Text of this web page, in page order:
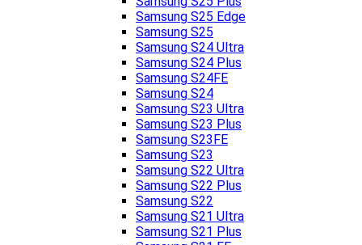
Samsung S25 Edge
Samsung S25
Samsung S24 Ultra
Samsung S24 Plus
Samsung S24FE
Samsung S24
Samsung S23 Ultra
Samsung S23 Plus
Samsung S23FE
Samsung S23
Samsung S22 Ultra
Samsung S22 Plus
Samsung S22
Samsung S21 Ultra
Samsung S21 Plus